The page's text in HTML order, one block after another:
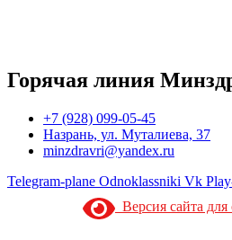
Горячая линия
+7 (928) 099-05-45
Назрань, ул. Муталиева, 37
minzdravri@yandex.ru
Telegram-plane Odnoklassniki Vk
Версия сайта